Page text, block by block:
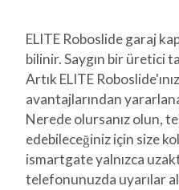
ELITE Roboslide garaj
bilinir. Saygın bir üretici
Artık ELITE
avantajlarından
Nerede olursanız olun,
edebileceğiniz için size
ismartgate yalnızca
telefonunuzda uyarılar